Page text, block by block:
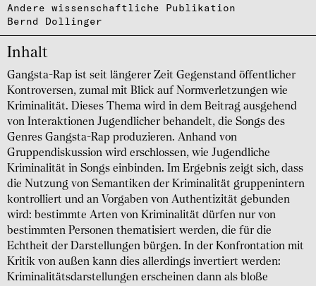
Andere wissenschaftliche Publikation
Bernd Dollinger
Inhalt
Gangsta-Rap ist seit längerer Zeit Gegenstand öffentlicher
Kontroversen, zumal mit Blick auf Normverletzungen wie
Kriminalität. Dieses Thema wird in dem Beitrag ausgehend
von Interaktionen Jugendlicher behandelt, die Songs des
Genres Gangsta-Rap produzieren. Anhand von
Gruppendiskussion wird erschlossen, wie Jugendliche
Kriminalität in Songs einbinden. Im Ergebnis zeigt sich, dass
die Nutzung von Semantiken der Kriminalität gruppenintern
kontrolliert und an Vorgaben von Authentizität gebunden
wird: bestimmte Arten von Kriminalität dürfen nur von
bestimmten Personen thematisiert werden, die für die
Echtheit der Darstellungen bürgen. In der Konfrontation mit
Kritik von außen kann dies allerdings invertiert werden:
Kriminalitätsdarstellungen erscheinen dann als bloße